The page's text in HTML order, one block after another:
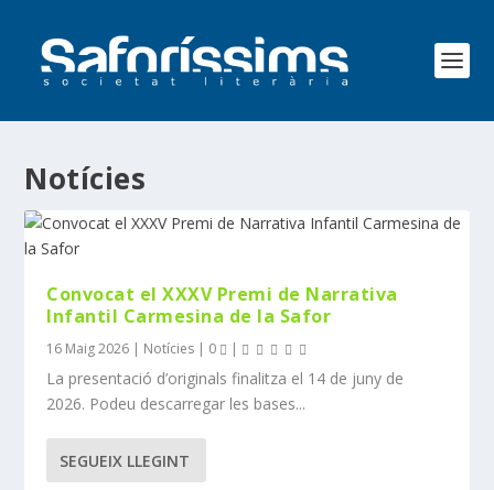
Notícies
Convocat el XXXV Premi de Narrativa
Infantil Carmesina de la Safor
16 Maig 2026 | Notícies | 0 |
La presentació d’originals finalitza el 14 de juny de
2026. Podeu descarregar les bases...
SEGUEIX LLEGINT